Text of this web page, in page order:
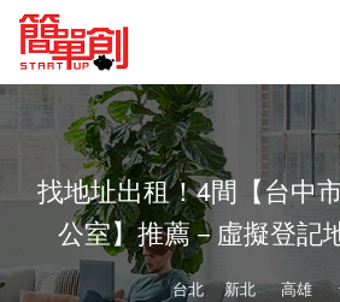
找地址出租！4間【台中
公室】推薦－虛擬登記
台北、新北、高雄、